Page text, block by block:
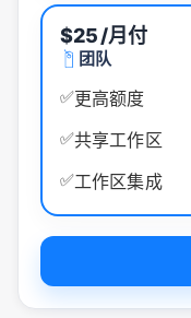
$25/月付
团队
✅更高额度
✅共享工作区
✅工作区集成